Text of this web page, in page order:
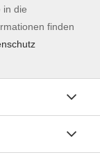
in die
finden